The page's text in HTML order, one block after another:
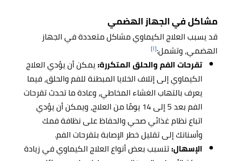
مشاكل في الجهاز الهضمي
قد يسبب العلاج الكيماوي مشاكل متعددة في الجهاز
الهضمي، وتشمل:[١]
تقرحات الفم والحلق المتكررة:يمكن أن يؤدي العلاج
الكيماوي إلى إتلاف الخلايا المبطنة للفم والحلق، فيما
يعرف بالتهاب الغشاء المخاطي، وعادة ما تحدث تقرحات
الفم بعد 5 إلى 14 يومًا من العلاج، ويمكن أن يؤدي
اتباع نظام غذائي صحي والحفاظ على نظافة فمك
وأسنانك إلى تقليل خطر الإصابة بتقرحات الفم.
الإسهال:تتسبب بعض أنواع العلاج الكيماوي في زيادة